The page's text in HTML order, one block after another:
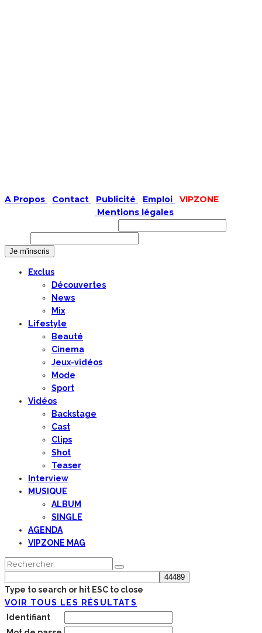
A Propos Contact Publicité Emploi
VIPZONE
Mentions légales
Exclus
Découvertes
News
Mix
Lifestyle
Beauté
Cinema
Jeux-vidéos
Mode
Sport
Vidéos
Backstage
Cast
Clips
Shot
Teaser
Interview
MUSIQUE
ALBUM
SINGLE
AGENDA
VIPZONE MAG
Type to search or hit ESC to close
VOIR TOUS LES RÉSULTATS
Identifiant